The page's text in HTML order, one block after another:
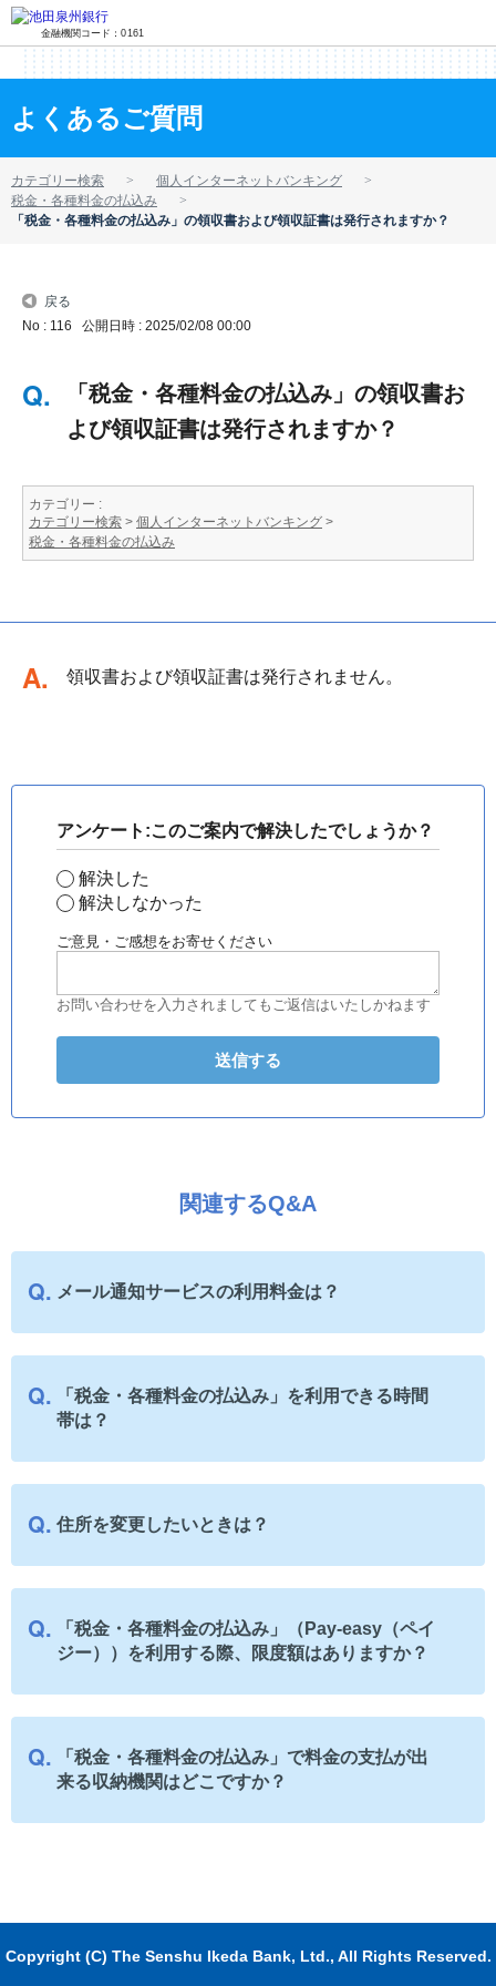
金融機関コード：0161
よくあるご質問
カテゴリー検索
個人インターネットバンキング
税金・各種料金の払込み
「税金・各種料金の払込み」の領収書および領収証書は発行されますか？
戻る
No : 116 公開日時 : 2025/02/08 00:00
「税金・各種料金の払込み」の領収書お
よび領収証書は発行されますか？
カテゴリー :
カテゴリー検索 > 個人インターネットバンキング >
税金・各種料金の払込み
回答
領収書および領収証書は発行されません。
アンケート:このご案内で解決したでしょうか？
解決した
解決しなかった
ご意見・ご感想をお寄せください
お問い合わせを入力されましてもご返信はいたしかねます
関連するQ&A
メール通知サービスの利用料金は？
「税金・各種料金の払込み」を利用できる時間
帯は？
住所を変更したいときは？
「税金・各種料金の払込み」（Pay-easy（ペイ
ジー））を利用する際、限度額はありますか？
「税金・各種料金の払込み」で料金の支払が出
来る収納機関はどこですか？
Copyright (C) The Senshu Ikeda Bank, Ltd., All Rights Reserved.